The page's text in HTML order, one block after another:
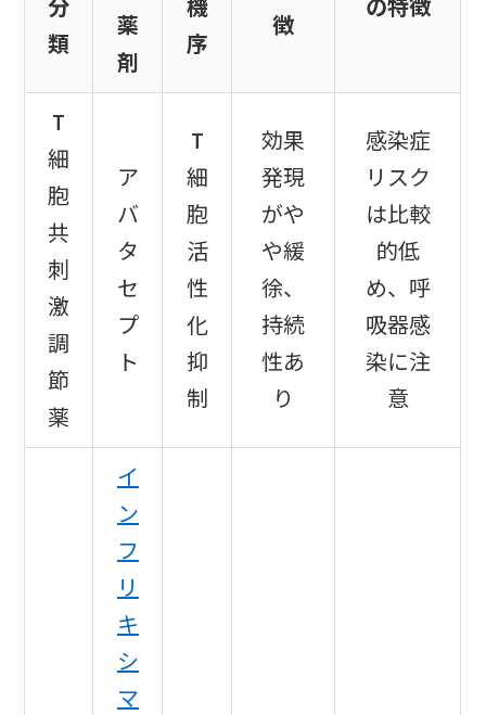
分
類
薬
剤
機
序
徴
の特徴
T
細
胞
共
刺
激
調
節
薬
ア
バ
タ
セ
プ
ト
T
細
胞
活
性
化
抑
制
効果
発現
がや
や緩
徐、
持続
性あ
り
感染症
リスク
は比較
的低
め、呼
吸器感
染に注
意
イ
ン
フ
リ
キ
シ
マ